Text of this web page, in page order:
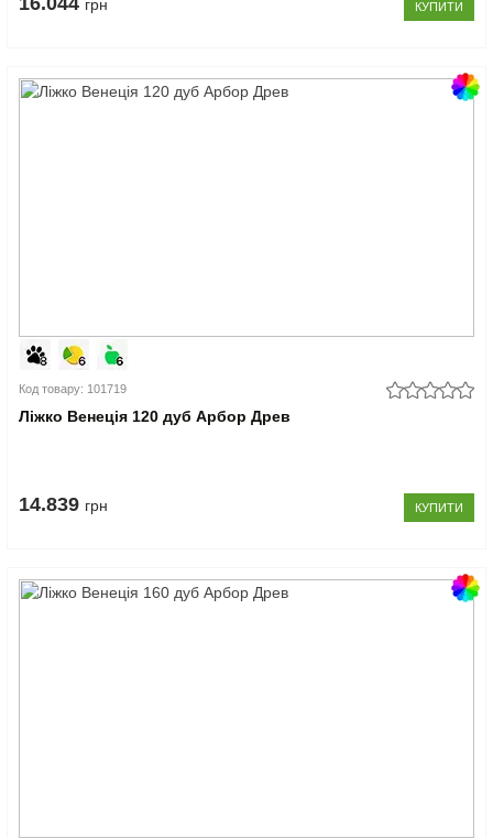
грн КУПИТИ
Код товару: 101719
Ліжко Венеція 120 дуб Арбор Древ
14.839 грн КУПИТИ